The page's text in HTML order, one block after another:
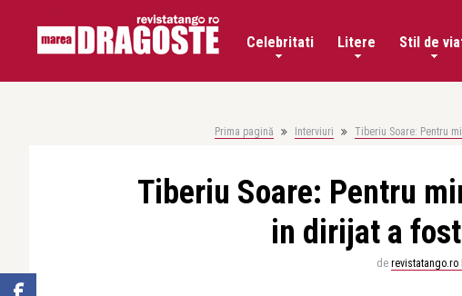
Celebritati Litere Stil de
Prima pagină Interviuri Tiberiu Soare: Pentru
Tiberiu Soare: Pentru
in dirijat a
de revistatango.ro